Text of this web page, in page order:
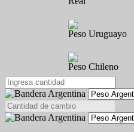
Peso Uruguayo
Peso Chileno